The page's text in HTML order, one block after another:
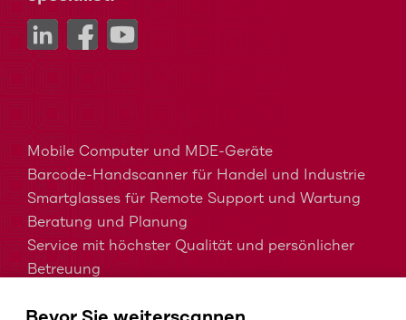
Mobile Computer und MDE-Geräte
Barcode-Handscanner für Handel und Industrie
Smartglasses für Remote Support und Wartung
Beratung und Planung
Service mit höchster Qualität und persönlicher
Betreuung